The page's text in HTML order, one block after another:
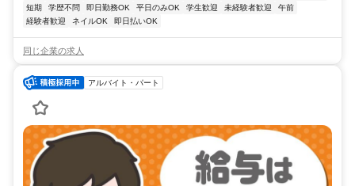
短期
学歴不問 即日勤務OK 平日のみOK 学生歓迎 未経験者歓迎
午前
経験者歓迎
ネイルOK 即日払いOK
同じ企業の求人
アルバイト・パート